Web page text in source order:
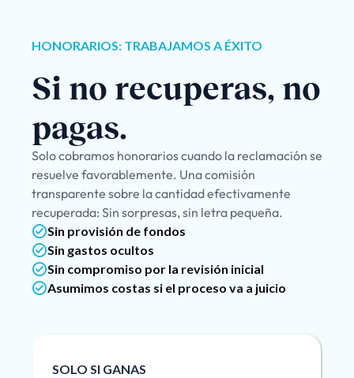
HONORARIOS: TRABAJAMOS A ÉXITO
Si no recuperas, no
pagas.
Solo cobramos honorarios cuando la reclamación se
resuelve favorablemente. Una comisión
transparente sobre la cantidad efectivamente
recuperada: Sin sorpresas, sin letra pequeña.
Sin provisión de fondos
Sin gastos ocultos
Sin compromiso por la revisión inicial
Asumimos costas si el proceso va a juicio
SOLO SI GANAS